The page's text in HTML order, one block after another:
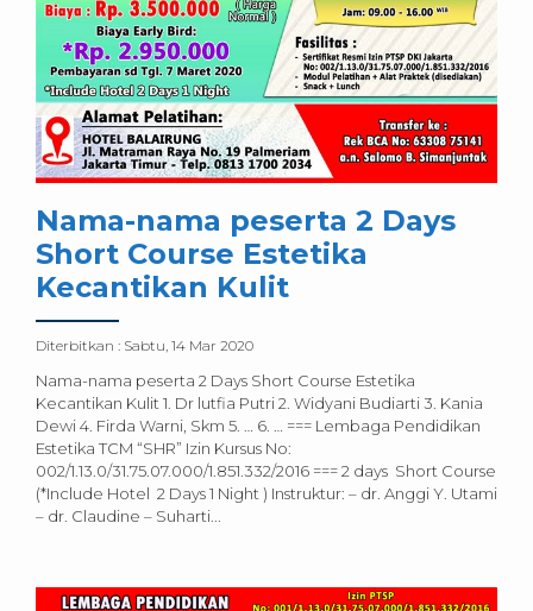
Nama-nama peserta 2 Days
Short Course Estetika
Kecantikan Kulit
Diterbitkan : Sabtu, 14 Mar 2020
Nama-nama peserta 2 Days Short Course Estetika
Kecantikan Kulit 1. Dr lutfia Putri 2. Widyani Budiarti 3. Kania
Dewi 4. Firda Warni, Skm 5. … 6. … === Lembaga Pendidikan
Estetika TCM “SHR” Izin Kursus No:
002/1.13.0/31.75.07.000/1.851.332/2016 === 2 days Short Course
(*Include Hotel 2 Days 1 Night ) Instruktur: – dr. Anggi Y. Utami
– dr. Claudine – Suharti...